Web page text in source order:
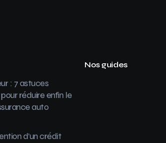
: 7 astuces
réduire enfin le
auto
d’un crédit
Nos guides